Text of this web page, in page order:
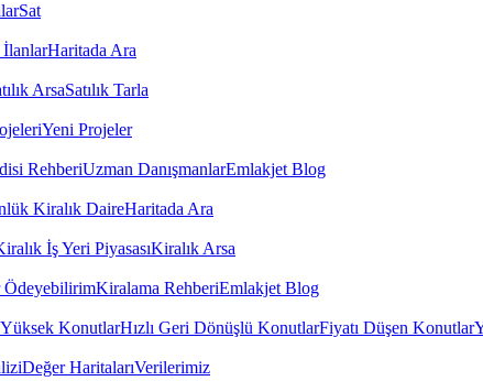
Sat
İlanlarHaritada Ara
ArsaSatılık Tarla
Yeni Projeler
RehberiUzman DanışmanlarEmlakjet Blog
Kiralık DaireHaritada Ara
İş Yeri PiyasasıKiralık Arsa
ÖdeyebilirimKiralama RehberiEmlakjet Blog
KonutlarHızlı Geri Dönüşlü KonutlarFiyatı Düşen Konutlar
Değer HaritalarıVerilerimiz